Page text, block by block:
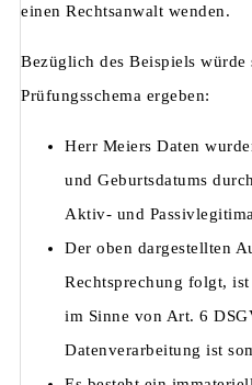
einen Rechtsanwalt wenden.
Bezüglich des Beispiels würde
Prüfungsschema ergeben:
Herr Meiers Daten
und Geburtsdatums
Aktiv- und
Der oben dargestellten
Rechtsprechung folgt,
im Sinne von Art. 6
Datenverarbeitung ist